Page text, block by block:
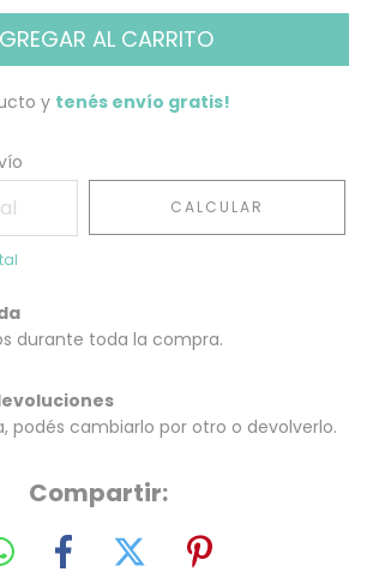
y tenés envío gratis!
CALCULAR
durante toda la compra.
podés cambiarlo por otro o devolverlo.
Compartir: